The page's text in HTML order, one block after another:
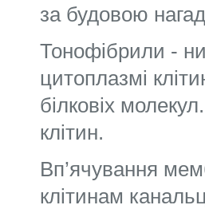
за будовою
Тонофібрили -
цитоплазмі
білковіх
клітин.
Вп’ячування
клітинам